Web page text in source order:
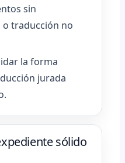
sin
traducción no
la forma
jurada
sólido